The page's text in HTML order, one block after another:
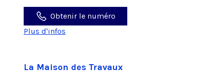
Obtenir le numéro
Plus d'infos
La Maison des Travaux